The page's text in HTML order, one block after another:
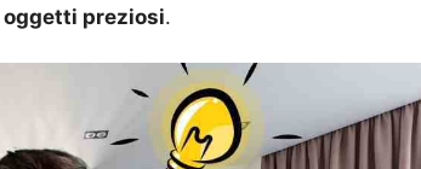
oggetti preziosi.